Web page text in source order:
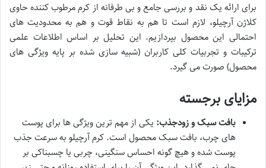
برای ارائه یک نقد و بررسی جامع و بی طرفانه از کرم مرطوب کننده حاوی
کلاژن آرچیلو، لازم است تا هم به نقاط قوت و هم به محدودیت های
احتمالی این محصول بپردازیم. این تحلیل بر اساس اطلاعات علمی
ترکیبات و تجربیات کلی کاربران (شبیه سازی شده بر پایه ویژگی های
محصول) صورت می گیرد.
مزایای برجسته
بافت سبک و زودجذب: یکی از مهم ترین ویژگی ها برای پوست
های چرب، بافت سبک محصول است. کرم آرچیلو به سرعت جذب
پوست شده و هیچ گونه احساس سنگینی، چربی یا چسبناکی بر